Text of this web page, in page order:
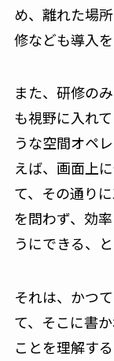
め、離れた場
修なども導入を
また、研修の
も視野に入れ
うな空間オペ
えば、画面上
て、その通り
を問わず、効
うにできる、
それは、かつ
て、そこに書
ことを理解す